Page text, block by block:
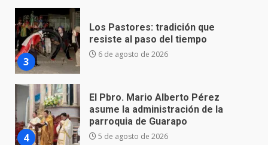
4
El Pbro. Mario Alberto Pérez
asume la administración de la
parroquia de Guarapo
5 de agosto de 2026
5
FORTALECE LA SEGURIDAD Y LA
LEGALIDAD CON LA
TRANSFERENCIA DE ARMAS DE
FUEGO A LA SECRETARÍA DE LA